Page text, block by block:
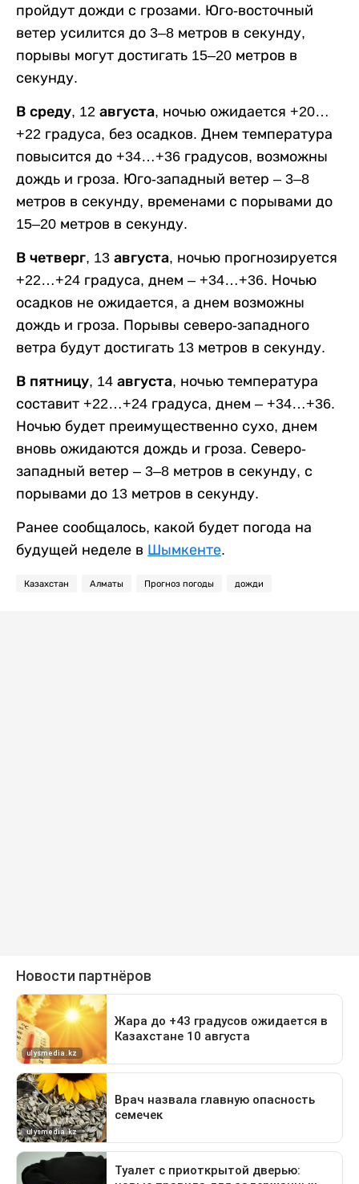
пройдут дожди с грозами. Юго-восточный
ветер усилится до 3–8 метров в секунду,
порывы могут достигать 15–20 метров в
секунду.
В среду, 12 августа, ночью ожидается +20…
+22 градуса, без осадков. Днем температура
повысится до +34…+36 градусов, возможны
дождь и гроза. Юго-западный ветер – 3–8
метров в секунду, временами с порывами до
15–20 метров в секунду.
В четверг, 13 августа, ночью прогнозируется
+22…+24 градуса, днем – +34…+36. Ночью
осадков не ожидается, а днем возможны
дождь и гроза. Порывы северо-западного
ветра будут достигать 13 метров в секунду.
В пятницу, 14 августа, ночью температура
составит +22…+24 градуса, днем – +34…+36.
Ночью будет преимущественно сухо, днем
вновь ожидаются дождь и гроза. Северо-
западный ветер – 3–8 метров в секунду, с
порывами до 13 метров в секунду.
Ранее сообщалось, какой будет погода на
будущей неделе в Шымкенте.
Казахстан Алматы Прогноз погоды дожди